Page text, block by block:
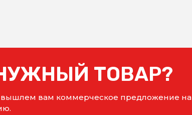
ТОВАР?
вышлем вам коммерческое предложение на